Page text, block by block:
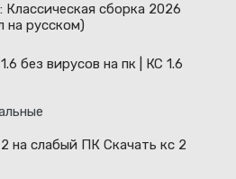
Классическая сборка 2026
на русском)
без вирусов на пк | КС 1.6
на слабый ПК Скачать кс 2